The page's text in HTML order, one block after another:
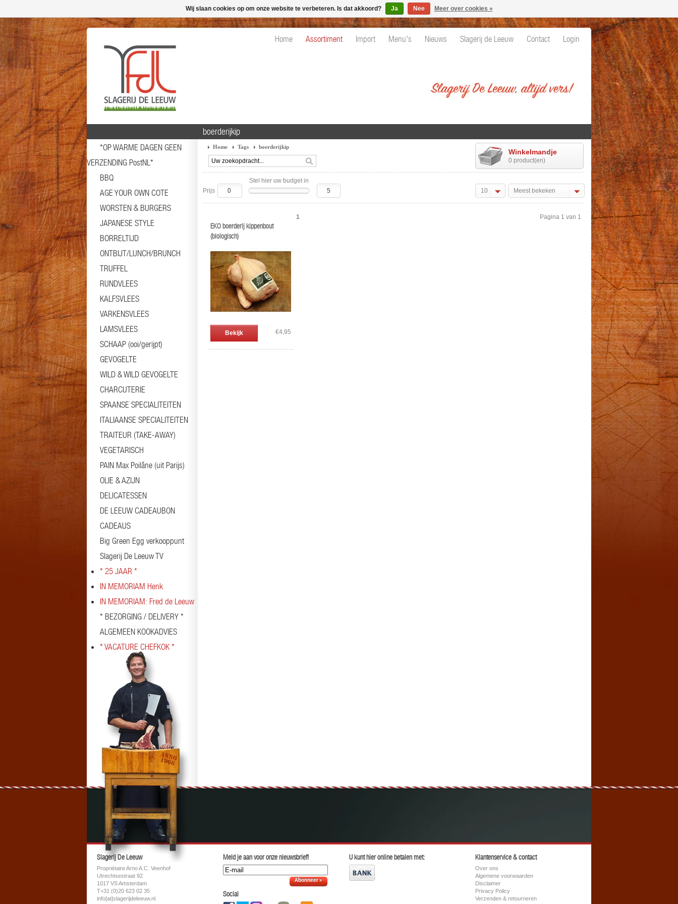
Home Assortiment Import Menu's Nieuws Slagerij de Leeuw Contact Login
*OP WARME DAGEN GEEN
VERZENDING PostNL*
BBQ
AGE YOUR OWN COTE
WORSTEN & BURGERS
JAPANESE STYLE
BORRELTIJD
ONTBIJT/LUNCH/BRUNCH
TRUFFEL
RUNDVLEES
KALFSVLEES
VARKENSVLEES
LAMSVLEES
SCHAAP (ooi/gerijpt)
GEVOGELTE
WILD & WILD GEVOGELTE
CHARCUTERIE
SPAANSE SPECIALITEITEN
ITALIAANSE SPECIALITEITEN
TRAITEUR (TAKE-AWAY)
VEGETARISCH
PAIN Max Poilâne (uit Parijs)
OLIE & AZIJN
DELICATESSEN
DE LEEUW CADEAUBON
CADEAUS
Big Green Egg verkooppunt
Slagerij De Leeuw TV
* 25 JAAR *
IN MEMORIAM Henk
IN MEMORIAM: Fred de Leeuw
* BEZORGING / DELIVERY *
ALGEMEEN KOOKADVIES
* VACATURE CHEFKOK *
boerderijkip
Home Tags boerderijkip
Winkelmandje
0 product(en)
Stel hier uw budget in
Prijs
10 Meest bekeken
EKO boerderij kippenbout
(biologisch)
Bekijk €4,95
1 Pagina 1 van 1
Slagerij De Leeuw
Propriétaire Arno A.C. Veenhof
Utrechtsestraat 92
1017 VS Amsterdam
T+31 (0)20 623 02 35
info[at]slagerijdeleeuw.nl
Meld je aan voor onze nieuwsbrief!
Abonneer »
Social
U kunt hier online betalen met: Klantenservice & contact
Over ons
Algemene voorwaarden
Disclaimer
Privacy Policy
Verzenden & retourneren
Wij slaan cookies op om onze website te verbeteren. Is dat akkoord? Ja Nee Meer over cookies »